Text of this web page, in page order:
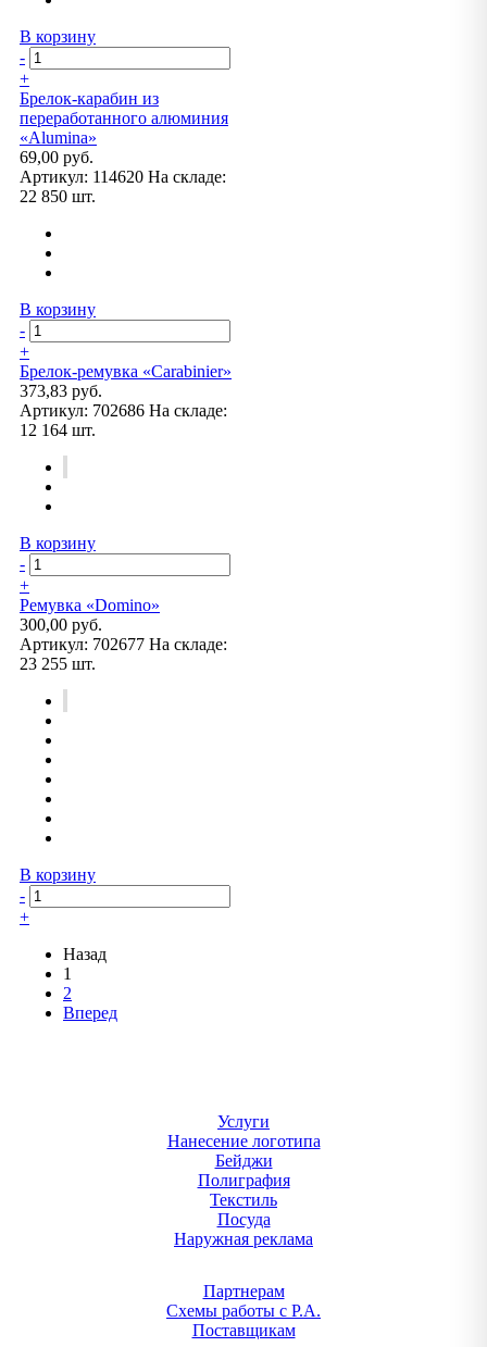
В корзину
-
+
Брелок-карабин из
переработанного алюминия
«Alumina»
69,00 руб.
Артикул: 114620 На складе:
22 850 шт.
В корзину
-
+
Брелок-ремувка «Carabinier»
373,83 руб.
Артикул: 702686 На складе:
12 164 шт.
В корзину
-
+
Ремувка «Domino»
300,00 руб.
Артикул: 702677 На складе:
23 255 шт.
В корзину
-
+
Назад
1
2
Вперед
Услуги
Нанесение логотипа
Бейджи
Полиграфия
Текстиль
Посуда
Наружная реклама
Партнерам
Схемы работы с Р.А.
Поставщикам